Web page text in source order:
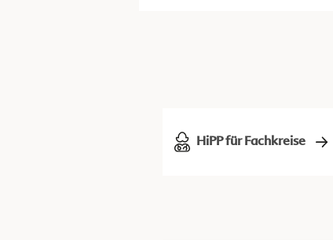
HiPP für Fachkreise